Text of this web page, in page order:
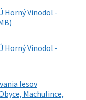
Horný Vinodol -
Horný Vinodol -
lesov
Machulince,